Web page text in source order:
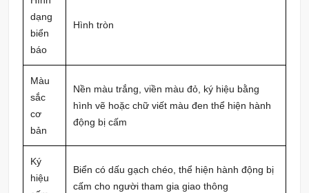
dạng
biển
báo
Hình tròn
Màu
sắc
cơ
bản
Nền màu trắng, viền màu đỏ, ký hiệu bằng
hình vẽ hoặc chữ viết màu đen thể hiện hành
động bị cấm
Ký
hiệu
Biển có dấu gạch chéo, thể hiện hành động bị
cấm cho người tham gia giao thông